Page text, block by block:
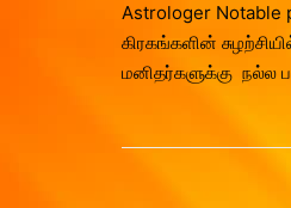
Astrologer Notable
கிரகங்களின்
மனிதர்களுக்கு